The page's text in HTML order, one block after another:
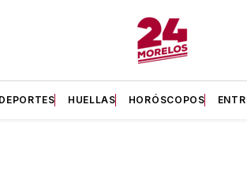
DEPORTES HUELLAS HORÓSCOPOS